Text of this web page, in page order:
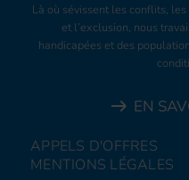
Là où sévissent les conflits,
et l’exclusion, nous
handicapées et des
EN
APPELS D'OFFRES
MENTIONS LÉGALES